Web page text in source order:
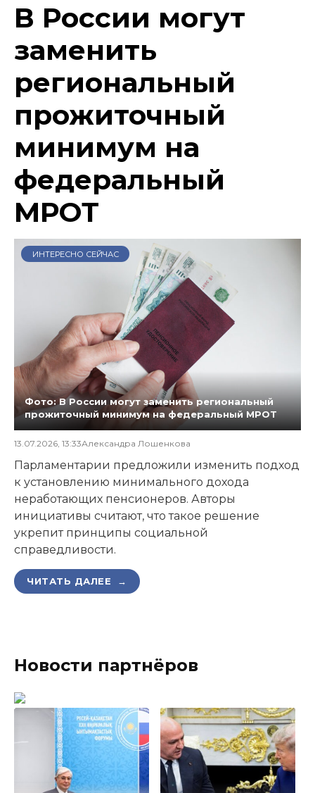
В России могут
заменить
региональный
прожиточный
минимум на
федеральный
МРОТ
ИНТЕРЕСНО СЕЙЧАС
Фото: В России могут заменить региональный
прожиточный минимум на федеральный МРОТ
13.07.2026, 13:33Александра Лошенкова
Парламентарии предложили изменить подход
к установлению минимального дохода
неработающих пенсионеров. Авторы
инициативы считают, что такое решение
укрепит принципы социальной
справедливости.
ЧИТАТЬ ДАЛЕЕ →
Новости партнёров